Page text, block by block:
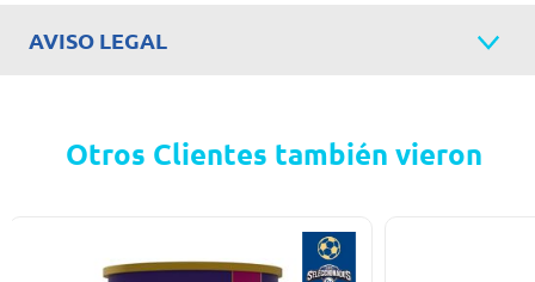
AVISO LEGAL
Otros Clientes también vieron